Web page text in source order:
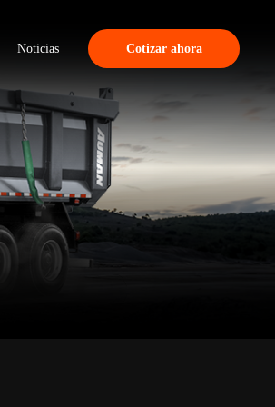
Noticias Cotizar ahora